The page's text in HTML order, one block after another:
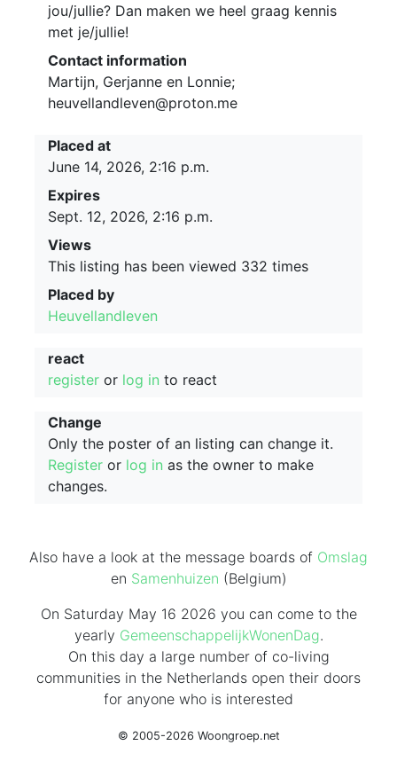
jou/jullie? Dan maken we heel graag kennis
met je/jullie!
Contact information
Martijn, Gerjanne en Lonnie;
heuvellandleven@proton.me
Placed at
June 14, 2026, 2:16 p.m.
Expires
Sept. 12, 2026, 2:16 p.m.
Views
This listing has been viewed 332 times
Placed by
Heuvellandleven
react
register or log in to react
Change
Only the poster of an listing can change it.
Register or log in as the owner to make
changes.
Also have a look at the message boards of Omslag
en Samenhuizen (Belgium)
On Saturday May 16 2026 you can come to the
yearly GemeenschappelijkWonenDag.
On this day a large number of co-living
communities in the Netherlands open their doors
for anyone who is interested
© 2005-2026 Woongroep.net